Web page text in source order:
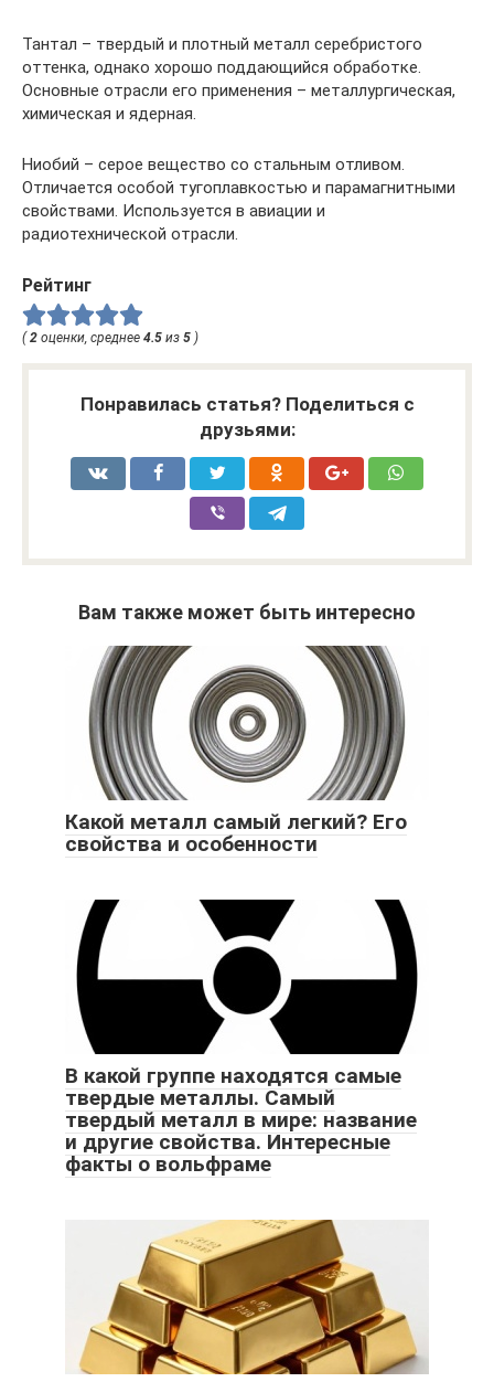
Тантал – твердый и плотный металл серебристого
оттенка, однако хорошо поддающийся обработке.
Основные отрасли его применения – металлургическая,
химическая и ядерная.
Ниобий – серое вещество со стальным отливом.
Отличается особой тугоплавкостью и парамагнитными
свойствами. Используется в авиации и
радиотехнической отрасли.
Рейтинг
( 2 оценки, среднее 4.5 из 5 )
Понравилась статья? Поделиться с
друзьями:
Вам также может быть интересно
Какой металл самый легкий? Его
свойства и особенности
В какой группе находятся самые
твердые металлы. Самый
твердый металл в мире: название
и другие свойства. Интересные
факты о вольфраме